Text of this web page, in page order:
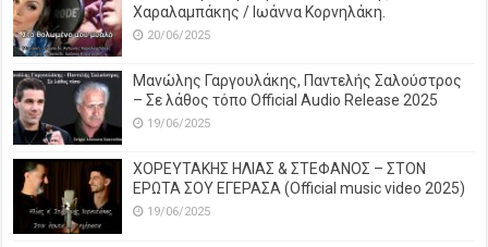
Χαραλαμπάκης / Ιωάννα Κορνηλάκη.
20/06/2025
Μανώλης Γαργουλάκης, Παντελής Σαλούστρος
– Σε λάθος τόπο Official Audio Release 2025
19/06/2025
ΧΟΡΕΥΤΑΚΗΣ ΗΛΙΑΣ & ΣΤΕΦΑΝΟΣ – ΣΤΟΝ
ΕΡΩΤΑ ΣΟΥ ΕΓΕΡΑΣΑ (Official music video 2025)
19/06/2025